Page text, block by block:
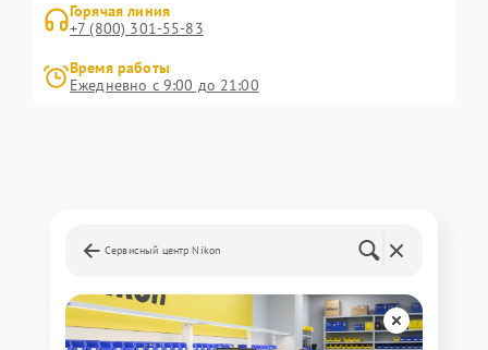
Горячая линия
+7 (800) 301-55-83
Время работы
Ежедневно с 9:00 до 21:00
Сервисный центр Nikon